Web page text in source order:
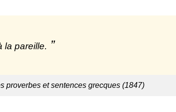
la pareille.
proverbes et sentences grecques (1847)